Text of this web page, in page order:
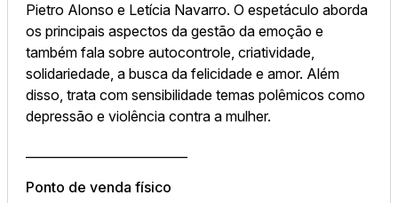
Pietro Alonso e Letícia Navarro. O espetáculo aborda
os principais aspectos da gestão da emoção e
também fala sobre autocontrole, criatividade,
solidariedade, a busca da felicidade e amor. Além
disso, trata com sensibilidade temas polêmicos como
depressão e violência contra a mulher.
Ponto de venda físico